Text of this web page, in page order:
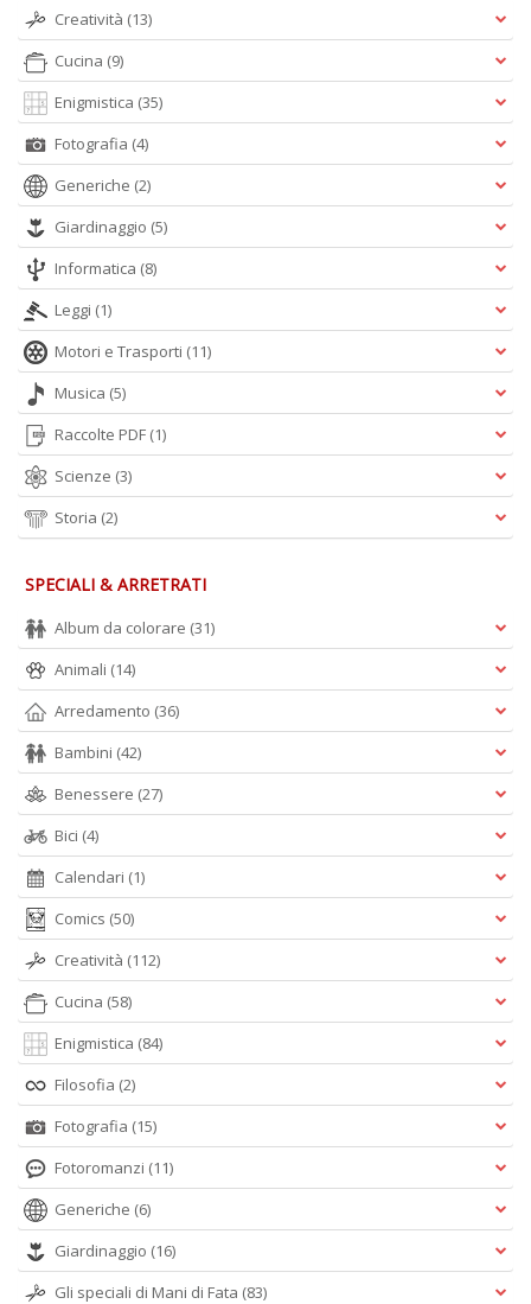
Creatività (13)
Cucina (9)
Enigmistica (35)
Fotografia (4)
Generiche (2)
Giardinaggio (5)
Informatica (8)
Leggi (1)
Motori e Trasporti (11)
Musica (5)
Raccolte PDF (1)
Scienze (3)
Storia (2)
SPECIALI & ARRETRATI
Album da colorare (31)
Animali (14)
Arredamento (36)
Bambini (42)
Benessere (27)
Bici (4)
Calendari (1)
Comics (50)
Creatività (112)
Cucina (58)
Enigmistica (84)
Filosofia (2)
Fotografia (15)
Fotoromanzi (11)
Generiche (6)
Giardinaggio (16)
Gli speciali di Mani di Fata (83)